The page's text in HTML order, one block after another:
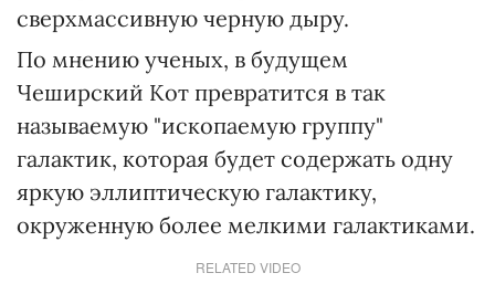
сверхмассивную черную дыру.
По мнению ученых, в будущем
Чеширский Кот превратится в так
называемую "ископаемую группу"
галактик, которая будет содержать одну
яркую эллиптическую галактику,
окруженную более мелкими галактиками.
RELATED VIDEO